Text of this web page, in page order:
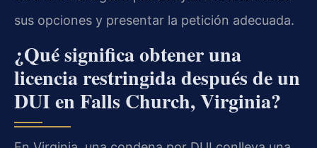
sus opciones y presentar la petición adecuada.
¿Qué significa obtener una
licencia restringida después de un
DUI en Falls Church, Virginia?